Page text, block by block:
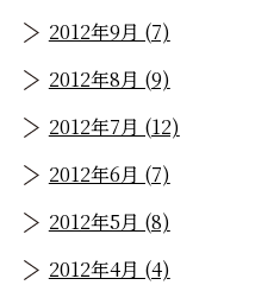
2012年9月 (7)
2012年8月 (9)
2012年7月 (12)
2012年6月 (7)
2012年5月 (8)
2012年4月 (4)